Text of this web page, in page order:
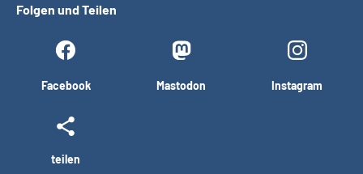
Folgen und Teilen
Facebook Mastodon Instagram
teilen